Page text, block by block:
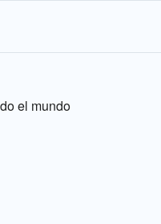
el mundo